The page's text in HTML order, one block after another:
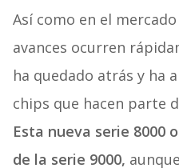
Así como en el
avances ocurren
ha quedado atrás y ha
chips que hacen parte
Esta nueva serie 8000
de la serie 9000,